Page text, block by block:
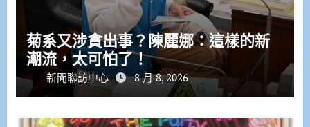
菊系又涉貪出事？陳麗娜：這樣的新
潮流，太可怕了！
新聞聯訪中心 8 月 8, 2026